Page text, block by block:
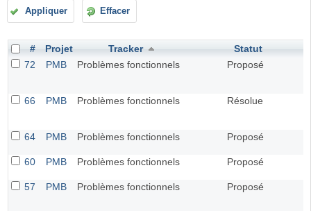
Appliquer Effacer
# Projet Tracker
Statut
72
PMB Problèmes fonctionnels Proposé
66 PMB Problèmes fonctionnels Résolue
64 PMB Problèmes fonctionnels Proposé
60 PMB Problèmes fonctionnels Proposé
57 PMB Problèmes fonctionnels Proposé